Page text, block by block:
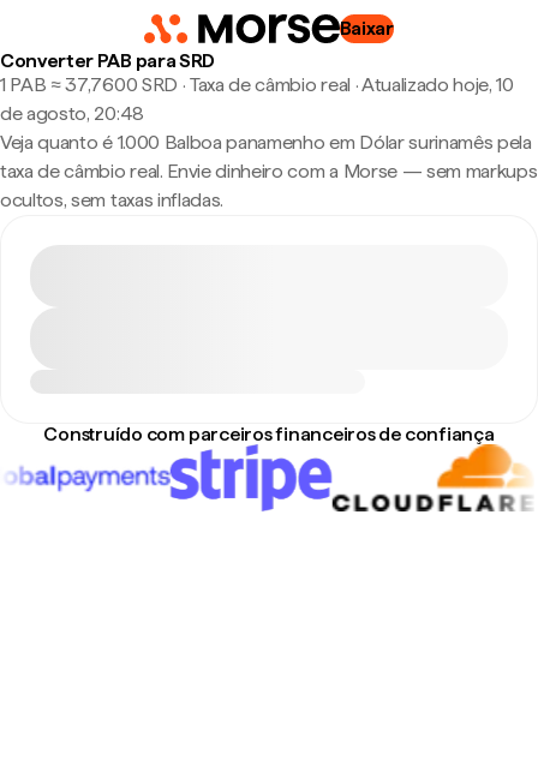
Baixar
Converter PAB para SRD
1 PAB ≈ 37,7600 SRD · Taxa de câmbio real ·Atualizado hoje, 10
de agosto, 20:48
Veja quanto é 1.000 Balboa panamenho em Dólar surinamês pela
taxa de câmbio real. Envie dinheiro com a Morse — sem markups
ocultos, sem taxas infladas.
Construído com parceiros financeiros de confiança